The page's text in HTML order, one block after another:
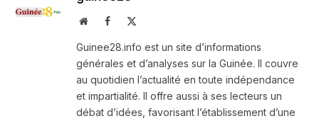
WebsiteFacebook
Guinee28.info est un site d’informations
générales et d’analyses sur la Guinée. Il couvre
au quotidien l’actualité en toute indépendance
et impartialité. Il offre aussi à ses lecteurs un
débat d’idées, favorisant l’établissement d’une